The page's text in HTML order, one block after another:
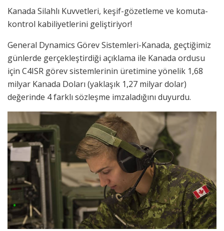
Kanada Silahlı Kuvvetleri, keşif-gözetleme ve komuta-
kontrol kabiliyetlerini geliştiriyor!
General Dynamics Görev Sistemleri-Kanada, geçtiğimiz
günlerde gerçekleştirdiği açıklama ile Kanada ordusu
için C4ISR görev sistemlerinin üretimine yönelik 1,68
milyar Kanada Doları (yaklaşık 1,27 milyar dolar)
değerinde 4 farklı sözleşme imzaladığını duyurdu.